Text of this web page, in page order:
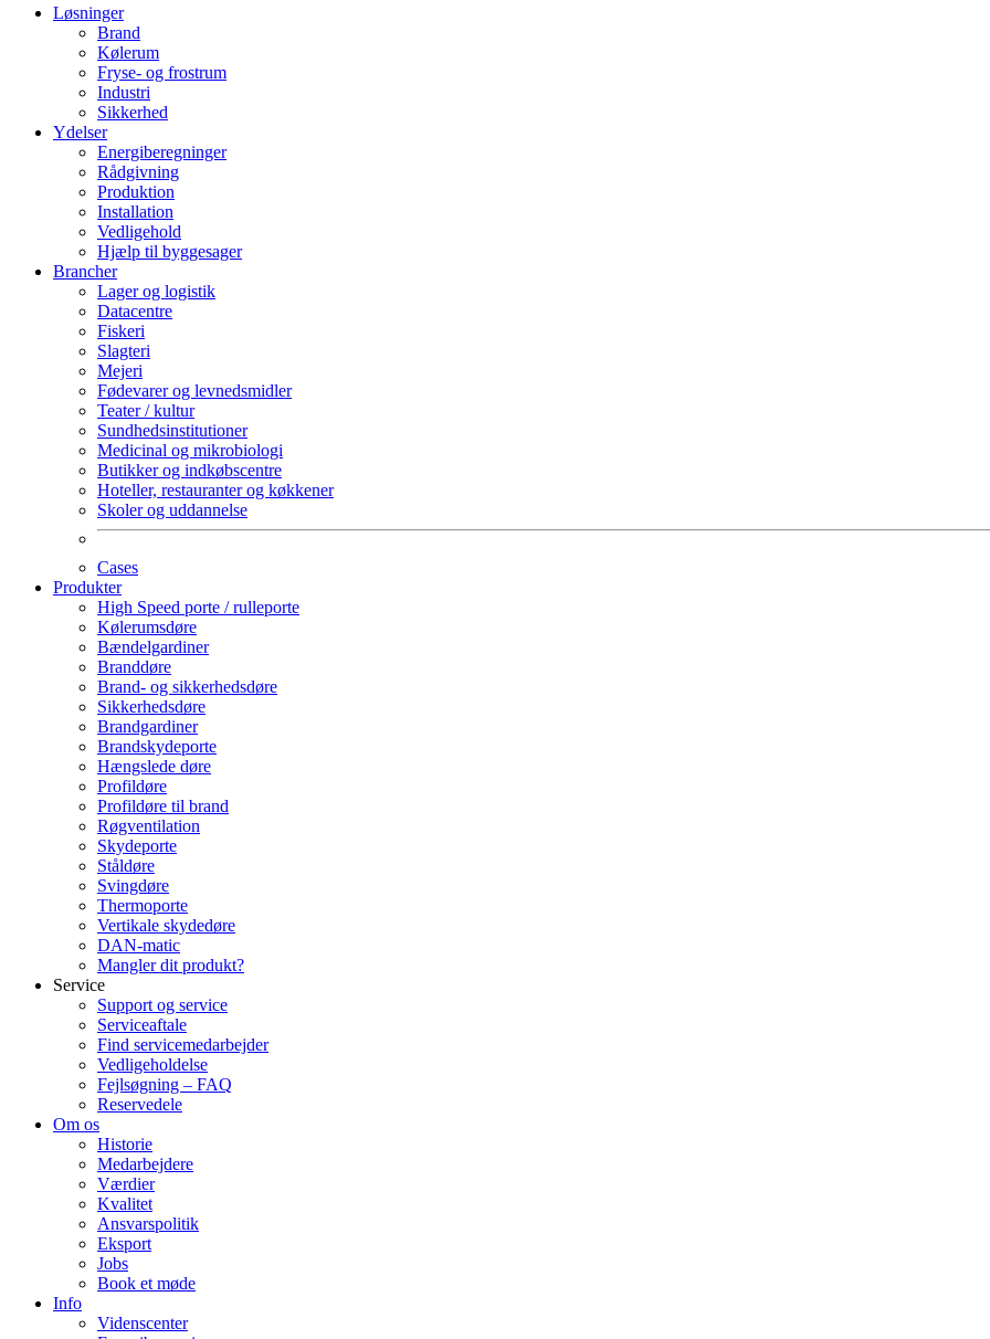
Løsninger
Brand
Kølerum
Fryse- og frostrum
Industri
Sikkerhed
Ydelser
Energiberegninger
Rådgivning
Produktion
Installation
Vedligehold
Hjælp til byggesager
Brancher
Lager og logistik
Datacentre
Fiskeri
Slagteri
Mejeri
Fødevarer og levnedsmidler
Teater / kultur
Sundhedsinstitutioner
Medicinal og mikrobiologi
Butikker og indkøbscentre
Hoteller, restauranter og køkkener
Skoler og uddannelse
Cases
Produkter
High Speed porte / rulleporte
Kølerumsdøre
Bændelgardiner
Branddøre
Brand- og sikkerhedsdøre
Sikkerhedsdøre
Brandgardiner
Brandskydeporte
Hængslede døre
Profildøre
Profildøre til brand
Røgventilation
Skydeporte
Ståldøre
Svingdøre
Thermoporte
Vertikale skydedøre
DAN-matic
Mangler dit produkt?
Service
Support og service
Serviceaftale
Find servicemedarbejder
Vedligeholdelse
Fejlsøgning – FAQ
Reservedele
Om os
Historie
Medarbejdere
Værdier
Kvalitet
Ansvarspolitik
Eksport
Jobs
Book et møde
Info
Videnscenter